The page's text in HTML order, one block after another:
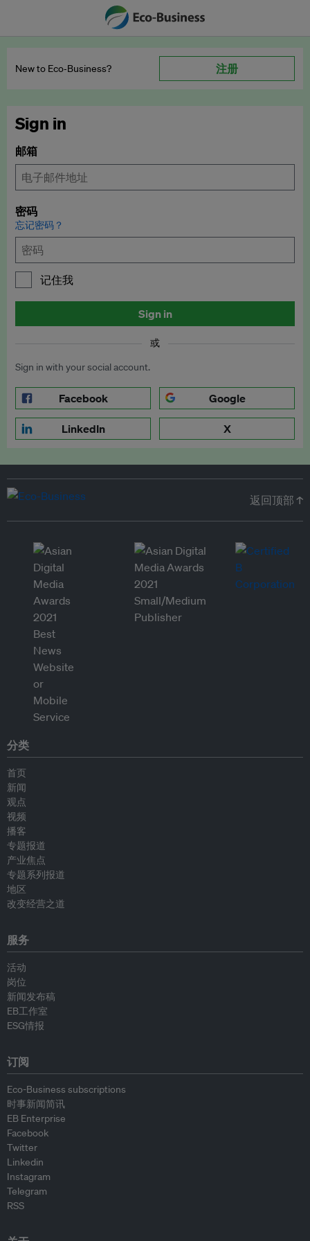
New to Eco‑Business? 注册
Sign in
邮箱
密码
忘记密码？
记住我
Sign in
或
Sign in with your social account.
Facebook Google
LinkedIn X
返回顶部 ↑
分类
首页
新闻
观点
视频
播客
专题报道
产业焦点
专题系列报道
地区
改变经营之道
服务
活动
岗位
新闻发布稿
EB工作室
ESG情报
订阅
Eco-Business subscriptions
时事新闻简讯
EB Enterprise
Facebook
Twitter
Linkedin
Instagram
Telegram
RSS